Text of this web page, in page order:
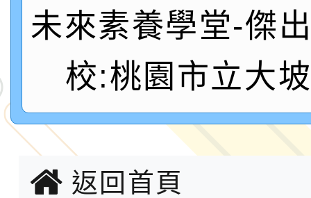
成果展」
桃園市大溪自造教育及
年八月份教師研習
國立成功大學辦理「台
融平台-教案暨教學示
115學年度「學習扶助
計畫子計畫十一-2：國
小時認證研習計畫」
115年度「教育部表揚
義教育推展貢獻獎」實
轉知桃園市政府交通局
未來素養學堂-傑
校:桃園市立大
返回首頁